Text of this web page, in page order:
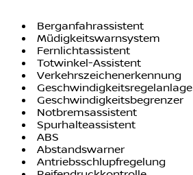
Berganfahrassistent
Müdigkeitswarnsystem
Fernlichtassistent
Totwinkel-Assistent
Verkehrszeichenerkennung
Geschwindigkeitsregelanlage
Geschwindigkeitsbegrenzer
Notbremsassistent
Spurhalteassistent
ABS
Abstandswarner
Antriebsschlupfregelung